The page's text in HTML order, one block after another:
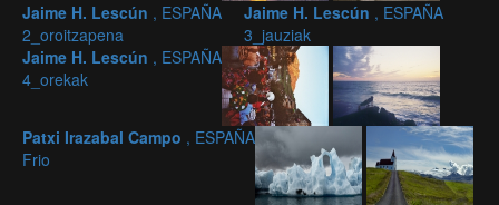
Jaime H. Lescún , ESPAÑA
2_oroitzapena
Jaime H. Lescún , ESPAÑA
3_jauziak
Jaime H. Lescún , ESPAÑA
4_orekak
Patxi Irazabal Campo , ESPAÑA
Frio